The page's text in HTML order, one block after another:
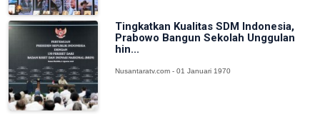
Tingkatkan Kualitas SDM Indonesia,
Prabowo Bangun Sekolah Unggulan
hin...
Nusantaratv.com - 01 Januari 1970